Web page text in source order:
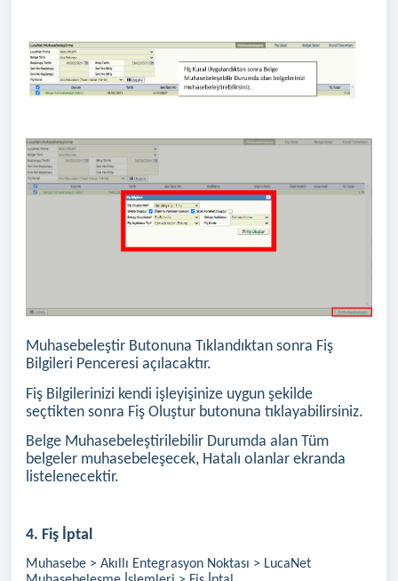
Muhasebeleştir Butonuna Tıklandıktan sonra Fiş
Bilgileri Penceresi açılacaktır.
Fiş Bilgilerinizi kendi işleyişinize uygun şekilde
seçtikten sonra Fiş Oluştur butonuna tıklayabilirsiniz.
Belge Muhasebeleştirilebilir Durumda alan Tüm
belgeler muhasebeleşecek, Hatalı olanlar ekranda
listelenecektir.
4. Fiş İptal
Muhasebe > Akıllı Entegrasyon Noktası > LucaNet